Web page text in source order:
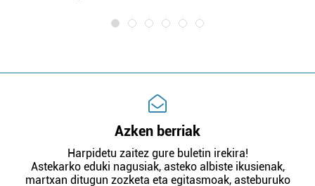
Azken berriak
Harpidetu zaitez gure buletin irekira!
Astekarko eduki nagusiak, asteko albiste ikusienak,
martxan ditugun zozketa eta egitasmoak, asteburuko